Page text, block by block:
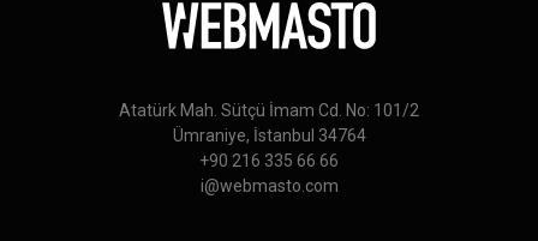
Atatürk Mah. Sütçü İmam Cd. No: 101/2
Ümraniye, İstanbul 34764
+90 216 335 66 66
i@webmasto.com